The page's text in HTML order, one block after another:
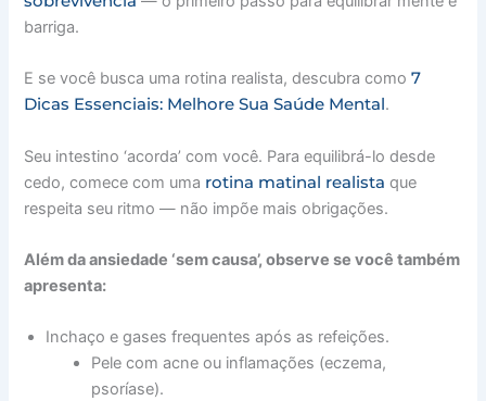
barriga.
E se você busca uma rotina realista, descubra como7
Dicas Essenciais: Melhore Sua Saúde Mental.
Seu intestino ‘acorda’ com você. Para equilibrá-lo desde
cedo, comece com uma rotina matinal realista que
respeita seu ritmo — não impõe mais obrigações.
Além da ansiedade ‘sem causa’, observe se você também
apresenta:
Inchaço e gases frequentes após as refeições.
Pele com acne ou inflamações (eczema,
psoríase).